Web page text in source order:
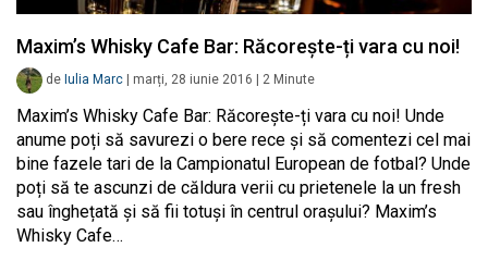
Maxim’s Whisky Cafe Bar: Răcorește-ți vara cu noi!
de Iulia Marc marți, 28 iunie 2016 2 Minute
Maxim’s Whisky Cafe Bar: Răcorește-ți vara cu noi! Unde
anume poți să savurezi o bere rece și să comentezi cel mai
bine fazele tari de la Campionatul European de fotbal? Unde
poți să te ascunzi de căldura verii cu prietenele la un fresh
sau înghețată și să fii totuși în centrul orașului? Maxim’s
Whisky Cafe…